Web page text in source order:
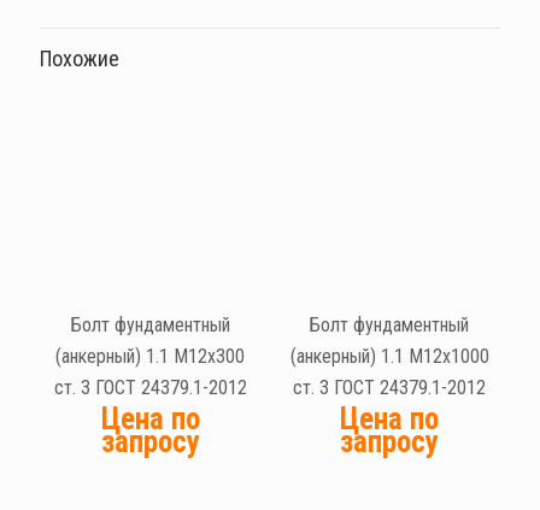
Похожие
Болт фундаментный
(анкерный) 1.1 М12х300
ст. 3 ГОСТ 24379.1-2012
Цена по
запросу
Болт фундаментный
(анкерный) 1.1 М12х1000
ст. 3 ГОСТ 24379.1-2012
Цена по
запросу